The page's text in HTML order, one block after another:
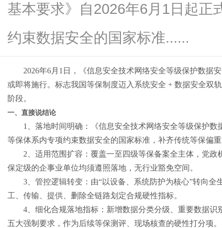
基本要求》自2026年6月1日起正
约束数据安全的国家标准......
2026年6月 1 日，《信息安全技术网络安全等级保护数据
或即将施行。标志我国等保制度迈入系统安全 + 数据安全双
阶段。
一、直接说结论
1
、落地时间明确：《信息安全技术网络安全等级保护数
等保体系内专项约束数据安全的国家标准，补齐传统等保偏
2 、适用范围扩容：覆盖一至四级等保备案全主体，党
保定级的企事业单位均须遵照落地，无行业豁免空间。
3 、管控逻辑转变：由“以设备、系统防护为核心”转向
工、传输、提供、删除全链路划定合规硬性指标。
4 、细化合规落地指标：新增数据分类分级、重要数据
五大强制要求，作为后续等保测评、现场核查的硬性打分项。